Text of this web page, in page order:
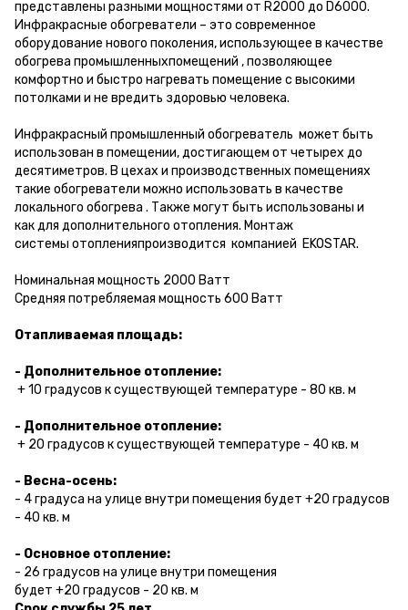
представлены разными мощностями от R2000 до D6000.
Инфракрасные обогреватели – это современное
оборудование нового поколения, использующее в качестве
обогрева промышленныхпомещений , позволяющее
комфортно и быстро нагревать помещение с высокими
потолками и не вредить здоровью человека.
Инфракрасный промышленный обогреватель может быть
использован в помещении, достигающем от четырех до
десятиметров. В цехах и производственных помещениях
такие обогреватели можно использовать в качестве
локального обогрева . Также могут быть использованы и
как для дополнительного отопления. Монтаж
системы отопленияпроизводится компанией EKOSTAR.
Номинальная мощность 2000 Ватт
Средняя потребляемая мощность 600 Ватт
Отапливаемая площадь:
- Дополнительное отопление:
+ 10 градусов к существующей температуре - 80 кв. м
- Дополнительное отопление:
+ 20 градусов к существующей температуре - 40 кв. м
- Весна-осень:
- 4градуса на улице внутри помещения будет +20 градусов
- 40 кв. м
- Основное отопление:
- 26 градусов на улице внутри помещения
будет +20 градусов - 20 кв. м